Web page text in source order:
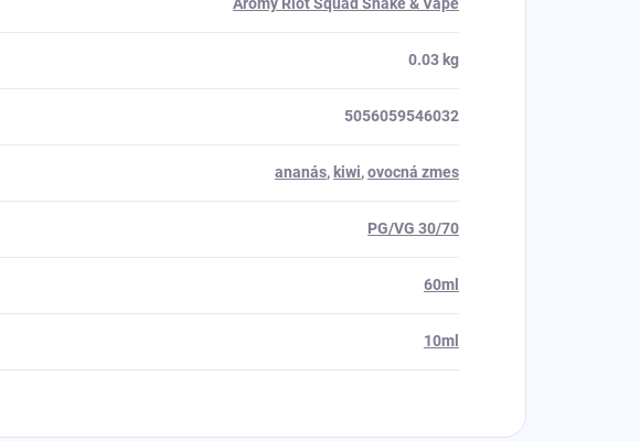
0.03 kg
5056059546032
ananás, kiwi,ovocná zmes
PG/VG 30/70
60ml
10ml